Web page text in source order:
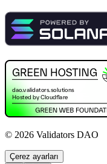
© 2026 Validators DAO
Çerez ayarları